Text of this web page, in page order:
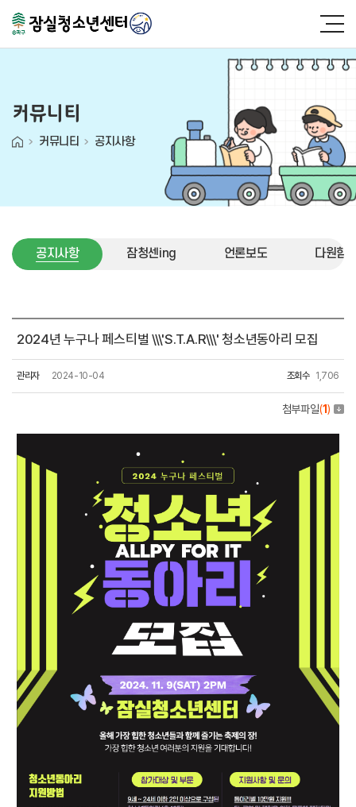
커뮤니티
커뮤니티 공지사항
공지사항 잠청센ing 언론보도 다원함
2024년 누구나 페스티벌 \\\'S.T.A.R\\\' 청소년동아리 모집
관리자 2024-10-04 조회수 1,706
첨부파일(1)